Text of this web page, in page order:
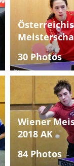
30 Photos
Wiener
2018 AK
84 Photos